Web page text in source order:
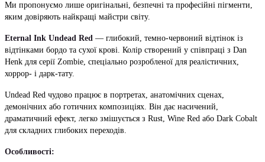
Ми пропонуємо лише оригінальні, безпечні та професійні пігменти,
яким довіряють найкращі майстри світу.
Eternal Ink Undead Red — глибокий, темно-червоний відтінок із
відтінками бордо та сухої крові. Колір створений у співпраці з Dan
Henk для серії Zombie, спеціально розробленої для реалістичних,
хоррор- і дарк-тату.
Undead Red чудово працює в портретах, анатомічних сценах,
демонічних або готичних композиціях. Він дає насичений,
драматичний ефект, легко змішується з Rust, Wine Red або Dark Cobalt
для складних глибоких переходів.
Особливості: